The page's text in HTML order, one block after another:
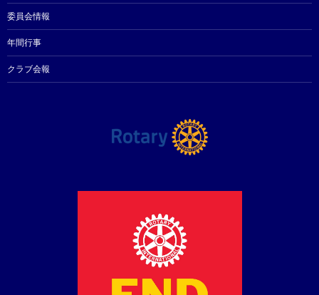
委員会情報
年間行事
クラブ会報